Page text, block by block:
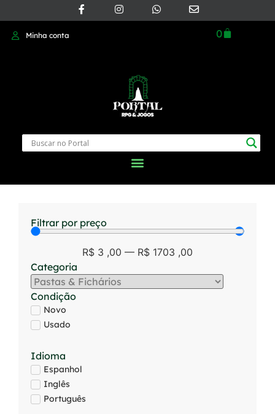
Minha conta 0
Filtrar por preço
R$ 3 ,00 — R$ 1703 ,00
Categoria
Condição
Novo
Usado
Idioma
Espanhol
Inglês
Português